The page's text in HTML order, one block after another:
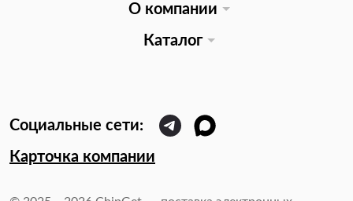
О компании
Каталог
Карточка компании